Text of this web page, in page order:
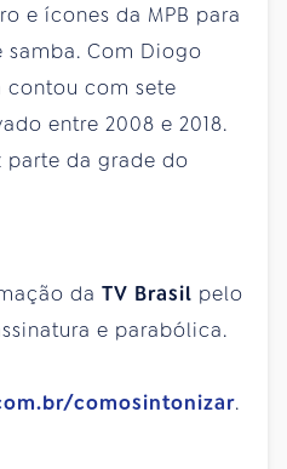
e ícones da MPB para
samba. Com Diogo
contou com sete
entre 2008 e 2018.
parte da grade do
da TV Brasil pelo
e parabólica.
comosintonizar.